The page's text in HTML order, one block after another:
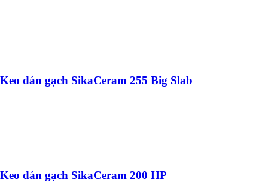
Keo dán gạch SikaCeram 255 Big Slab
Keo dán gạch SikaCeram 200 HP